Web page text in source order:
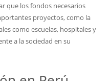
que los fondos necesarios
proyectos, como la
como escuelas, hospitales y
a la sociedad en su